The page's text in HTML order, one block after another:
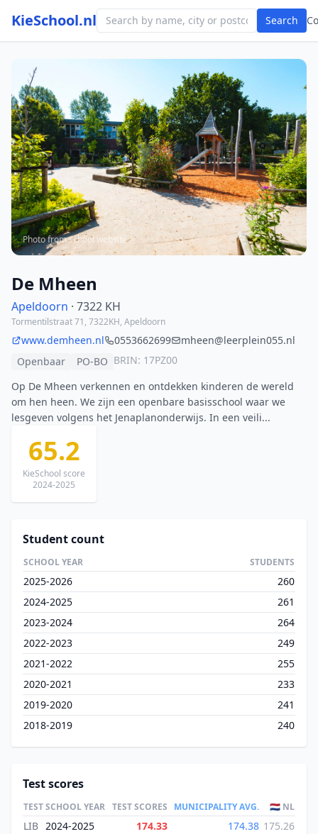
KieSchool.nl Search
Photo from school website
De Mheen
Apeldoorn · 7322 KH
Tormentilstraat 71, 7322KH, Apeldoorn
www.demheen.nl 0553662699
mheen@leerplein055.nl
Openbaar
PO-BO BRIN: 17PZ00
Op De Mheen verkennen en ontdekken kinderen de wereld
om hen heen. We zijn een openbare basisschool waar we
lesgeven volgens het Jenaplanonderwijs. In een veili...
65.2
KieSchool score
2024-2025
Student count
SCHOOL YEAR STUDENTS
2025-2026
260
2024-2025
261
2023-2024
264
2022-2023
249
2021-2022
255
2020-2021
233
2019-2020
241
2018-2019
240
Test scores
TESTSCHOOL YEAR TEST SCORES MUNICIPALITY AVG. 🇳🇱 NL
LIB 2024-2025 174.33 174.38 175.26